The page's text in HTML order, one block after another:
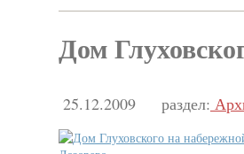
Дом
25.12.2009 раздел: